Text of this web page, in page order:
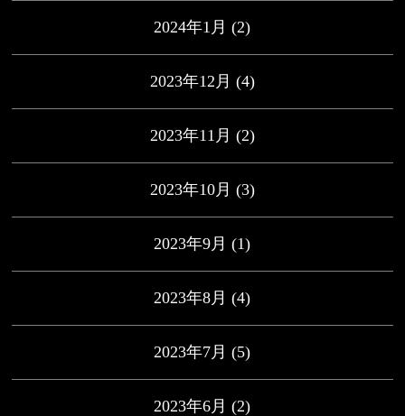
2024年1月 (2)
2023年12月 (4)
2023年11月 (2)
2023年10月 (3)
2023年9月 (1)
2023年8月 (4)
2023年7月 (5)
2023年6月 (2)